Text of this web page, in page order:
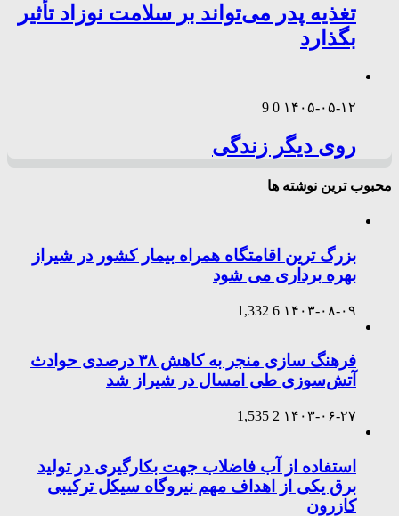
تغذیه پدر می‌تواند بر سلامت نوزاد تأثیر
بگذارد
۱۴۰۵-۰۵-۱۲ 0
9
روی دیگر زندگی
محبوب ترین نوشته ها
بزرگ ترین اقامتگاه همراه بیمار کشور در شیراز
بهره برداری می شود
۱۴۰۳-۰۸-۰۹ 6
1,332
فرهنگ سازی منجر به کاهش ۳۸ درصدی حوادث
آتش‌سوزی طی امسال در شیراز شد
۱۴۰۳-۰۶-۲۷ 2
1,535
استفاده از آب فاضلاب جهت بکارگیری در تولید
برق یکی از اهداف مهم نیروگاه سیکل ترکیبی
کازرون